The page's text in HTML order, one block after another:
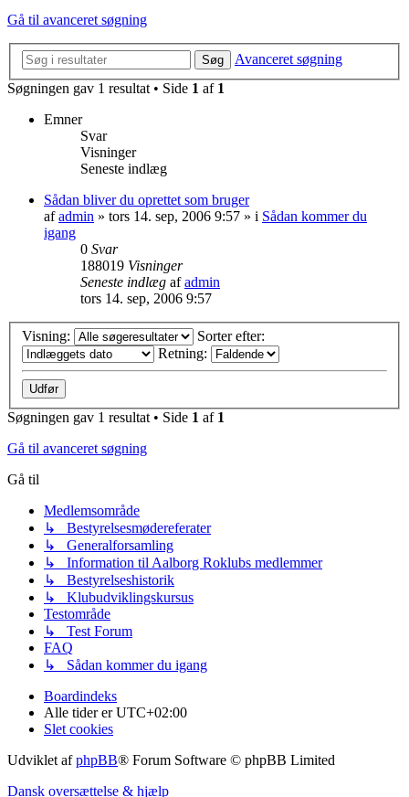
Gå til avanceret søgning
Søg
Avanceret søgning
Søgningen gav 1 resultat • Side 1 af 1
Emner
Svar
Visninger
Seneste indlæg
Sådan bliver du oprettet som bruger
afadmin » tors 14. sep, 2006 9:57 » i Sådan kommer du
igang
0 Svar
188019 Visninger
Seneste indlæg afadmin
tors 14. sep, 2006 9:57
Visning:
Sorter efter:
Retning:
Søgningen gav 1 resultat • Side 1 af 1
Gå til avanceret søgning
Gå til
Medlemsområde
↳ Bestyrelsesmødereferater
↳ Generalforsamling
↳ Information til Aalborg Roklubs medlemmer
↳ Bestyrelseshistorik
↳ Klubudviklingskursus
Testområde
↳ Test Forum
FAQ
↳ Sådan kommer du igang
Boardindeks
Alle tider erUTC+02:00
Slet cookies
Udviklet afphpBB® Forum Software © phpBB Limited
Dansk oversættelse & hjælp